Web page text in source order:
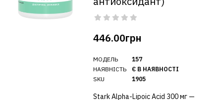
446.00грн
МОДЕЛЬ
НАЯВНІСТЬ
SKU
157
Є В НАЯВНОСТІ
1905
Stark Alpha-Lipoic Acid 300 мг —